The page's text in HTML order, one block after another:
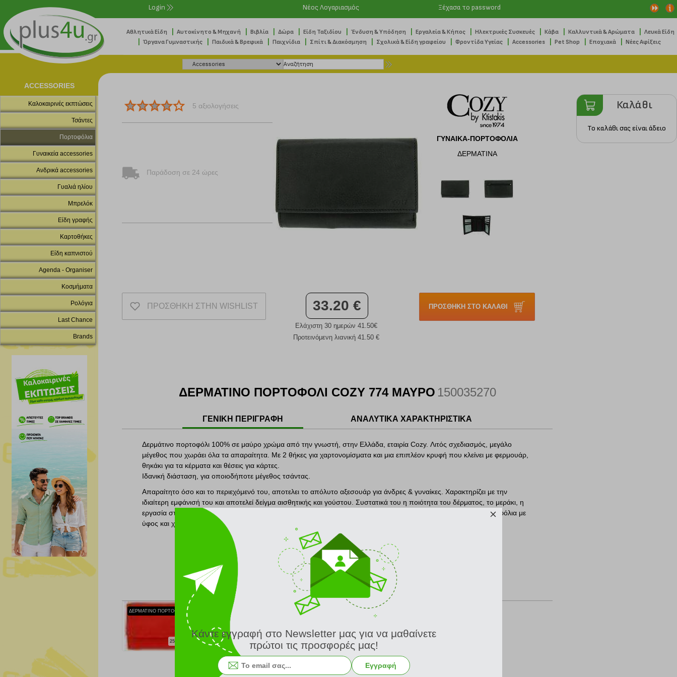
Login Νέος Λογαριασμός Ξέχασα το password
Αθλητικά Είδη Αυτοκίνητο & Μηχανή Βιβλία Δώρα Είδη Ταξιδίου Ένδυση & Υπόδηση Εργαλεία & Κήπος Ηλεκτρικές Συσκευές Κάβα Καλλυντικά & Αρώματα Λευκά Είδη
Όργανα Γυμναστικής Παιδικά & Βρεφικά Παιχνίδια Σπίτι & Διακόσμηση Σχολικά & Είδη γραφείου Φροντίδα Υγείας Accessories Pet Shop Εποχιακά Νέες Αφίξεις
ACCESSORIES
Καλοκαιρινές εκπτώσεις
Τσάντες
Πορτοφόλια
Γυναικεία accessories
Ανδρικά accessories
Γυαλιά ηλίου
Μπρελόκ
Είδη γραφής
Καρτοθήκες
Είδη καπνιστού
Agenda - Organiser
Κοσμήματα
Ρολόγια
Last Chance
Brands
5 αξιολογήσεις
Παράδοση σε 24 ώρες
ΓΥΝΑΙΚΑ-ΠΟΡΤΟΦΟΛΙΑ
ΔΕΡΜΑΤΙΝΑ
ΠΡΟΣΘΗΚΗ ΣΤΗΝ WISHLIST 33.20 €
Ελάχιστη 30 ημερών 41.50€
Προτεινόμενη λιανική 41.50 €
ΠΡΟΣΘΗΚΗ ΣΤΟ ΚΑΛΑΘΙ
ΔΕΡΜΑΤΙΝΟ ΠΟΡΤΟΦΟΛΙ COZY 774 ΜΑΥΡΟ 150035270
ΓΕΝΙΚΗ ΠΕΡΙΓΡΑΦΗ ΑΝΑΛΥΤΙΚΑ ΧΑΡΑΚΤΗΡΙΣΤΙΚΑ
Δερμάτινο πορτοφόλι 100% σε μαύρο χρώμα από την γνωστή, στην Ελλάδα, εταιρία Cozy. Λιτός σχεδιασμός, μεγάλο
μέγεθος που χωράει όλα τα απαραίτητα. Με 2 θήκες για χαρτονομίσματα και μια επιπλέον κρυφή που κλείνει με φερμουάρ,
θηκάκι για τα κέρματα και θέσεις για κάρτες.
Ιδανική διάσταση, για οποιοδήποτε μέγεθος τσάντας.
Απαραίτητο όσο και το περιεχόμενό του, αποτελει το απόλυτο αξεσουάρ για άνδρες & γυναίκες. Χαρακτηρίζει με την
ιδιαίτερη εμφάνισή του και αποτελεί δείγμα αισθητικής και γούστου. Συστατικά του η ποιότητα του δέρματος, το μεράκι, η
εργασία στο χέρι και η ζωγραφική με φινέτσα. Αυτό σημαίνει για εμάς πορτοφόλι! Από το 1974 χειροποίητα πορτοφόλια με
ύφος και χαρακτήρα...μοναδικό!
ΣΧΕΤΙΚΑ ΠΡΟΪΟΝΤΑ
25.74 €
Καλάθι
Το καλάθι σας είναι άδειο
Κάντε εγγραφή στο Newsletter μας για να μαθαίνετε
πρώτοι τις προσφορές μας!
Εγγραφή